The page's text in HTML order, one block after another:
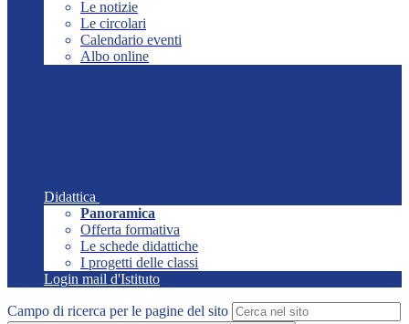
Le notizie
Le circolari
Calendario eventi
Albo online
Didattica
Panoramica
Offerta formativa
Le schede didattiche
I progetti delle classi
Login mail d'Istituto
Campo di ricerca per le pagine del sito